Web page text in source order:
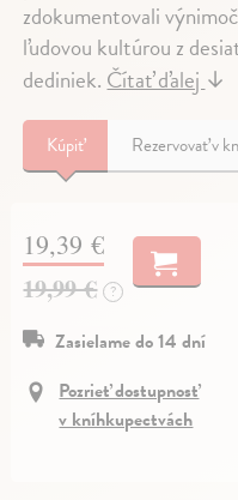
zdokumentovali
ľudovou kultúrou z
dediniek. Čítať ďalej ↓
Kúpiť Rezervovať v
19,39 €
19,99 € ?
Zasielame do 14 dní
Pozrieť dostupnosť
v kníhkupectvách